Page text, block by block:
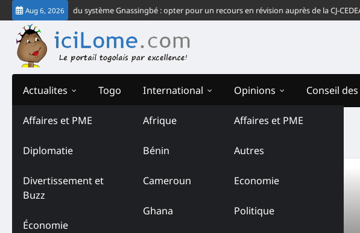
Skip
to
content
Aug 6, 2026
grand échec du système Gnassingbé : opter pour un recours en révision auprès de la CJ-CEDEAO
Actualites
Affaires et PME
Diplomatie
Divertissement et
Buzz
Économie
Togo International
Afrique
Bénin
Cameroun
Ghana
Opinions
Affaires et PME
Autres
Economie
Politique
Conseil
Tag:Journalism Trust Initiative